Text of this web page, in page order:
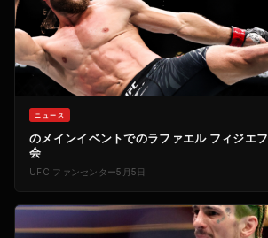
ニュース
のメインイベントでのラファエル フィジエフ
会
UFC ファンセンター5月5日